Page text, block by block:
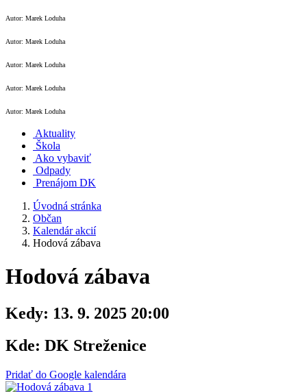
Autor: Marek Loduha
Autor: Marek Loduha
Autor: Marek Loduha
Autor: Marek Loduha
Autor: Marek Loduha
Aktuality
Škola
Ako vybaviť
Odpady
Prenájom DK
Úvodná stránka
Občan
Kalendár akcií
Hodová zábava
Hodová zábava
Kedy: 13. 9. 2025 20:00
Kde: DK Streženice
Pridať do Google kalendára